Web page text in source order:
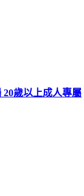
歲以上成人專屬